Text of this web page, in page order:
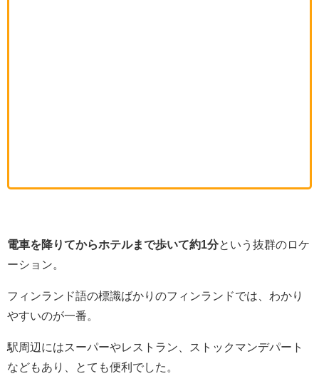
電車を降りてからホテルまで歩いて約1分という抜群のロケ
ーション。
フィンランド語の標識ばかりのフィンランドでは、わかり
やすいのが一番。
駅周辺にはスーパーやレストラン、ストックマンデパート
などもあり、とても便利でした。